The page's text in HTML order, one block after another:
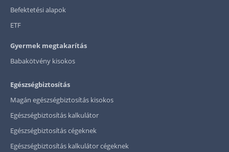
Befektetési alapok
ETF
Gyermek megtakarítás
Babakötvény kisokos
Egészségbiztosítás
Magán egészségbiztosítás kisokos
Egészségbiztosítás kalkulátor
Egészségbiztosítás cégeknek
Egészségbiztosítás kalkulátor cégeknek